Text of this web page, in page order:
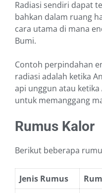
Radiasi sendiri dapat
bahkan dalam ruang
cara utama di mana
Bumi.
Contoh perpindahan
radiasi adalah ketika
api unggun atau
untuk memanggang
Rumus Kalor
Berikut beberapa
Jenis Rumus